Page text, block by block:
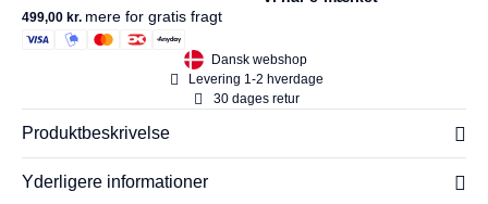
499,00 kr. mere for gratis fragt
Dansk webshop
Levering 1-2 hverdage
30 dages retur
Produktbeskrivelse
Yderligere informationer